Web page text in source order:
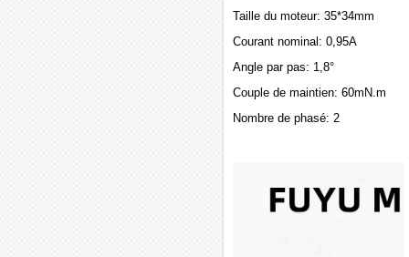
Taille du moteur: 35*34mm
Courant nominal: 0,95A
Angle par pas: 1,8°
Couple de maintien: 60mN.m
Nombre de phasé: 2